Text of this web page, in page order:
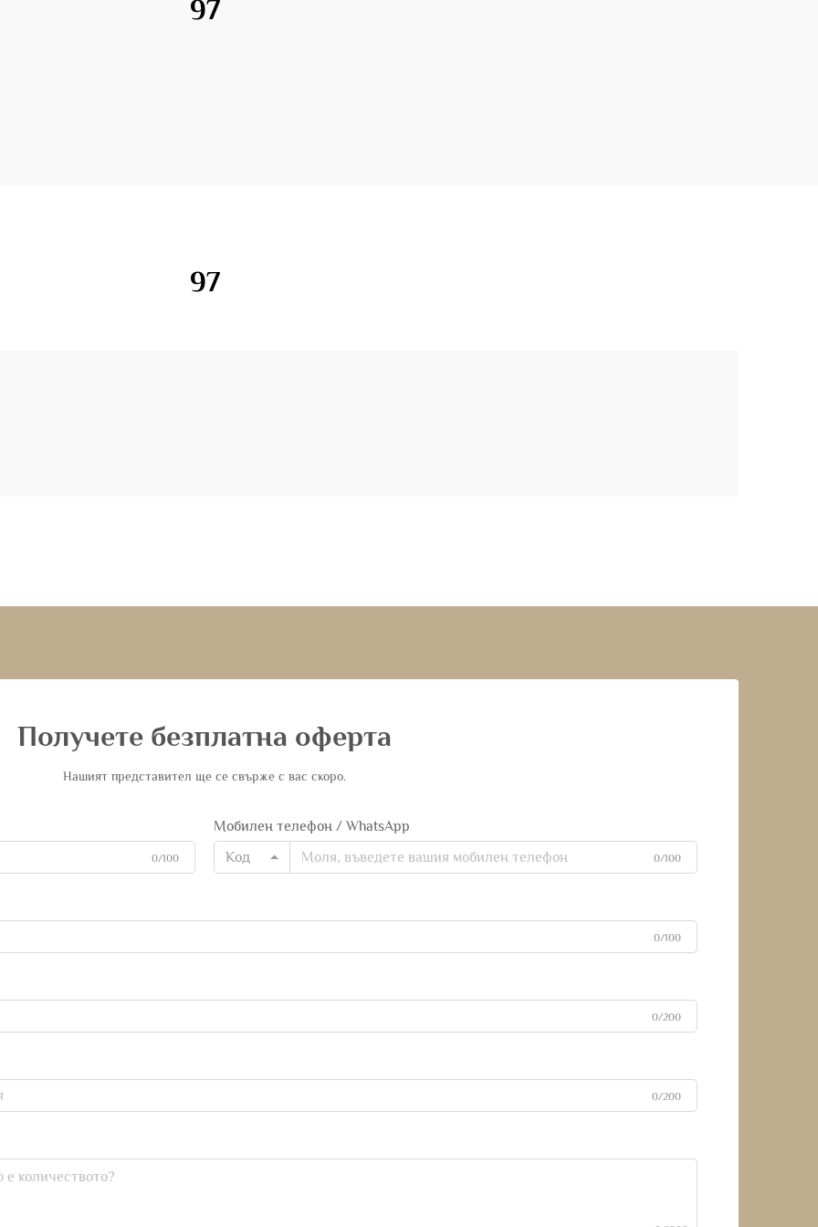
97
97
Получете безплатна оферта
Нашият представител ще се свърже с вас скоро.
0/100
Мобилен телефон / WhatsApp
Код
0/100
0/100
0/200
0/200